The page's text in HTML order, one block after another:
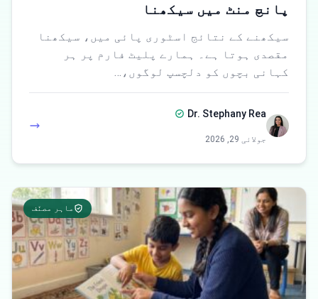
پانچ منٹ میں سیکھنا
سیکھنے کے نتائج اسٹوری پائی میں، سیکھنا
مقصدی ہوتا ہے۔ ہمارے پلیٹ فارم پر ہر
کہانی بچوں کو دلچسپ لوگوں،…
Dr. Stephany Rea
جولائی 29, 2026
ماہر مصنّف